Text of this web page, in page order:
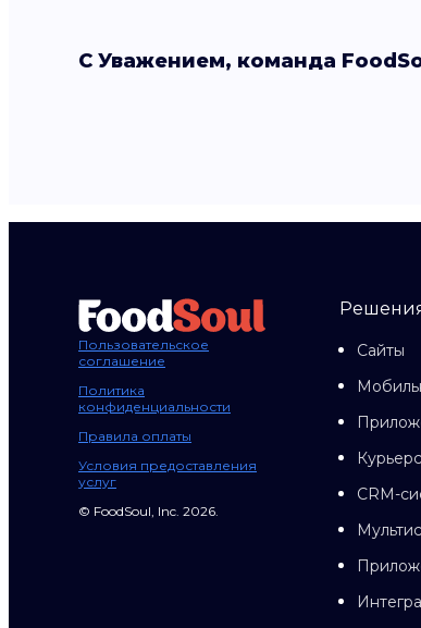
С Уважением, команда
Пользовательское
соглашение
Политика
конфиденциальности
Правила оплаты
Условия предоставления
услуг
© FoodSoul, Inc. 2026.
Сайты
CRM-